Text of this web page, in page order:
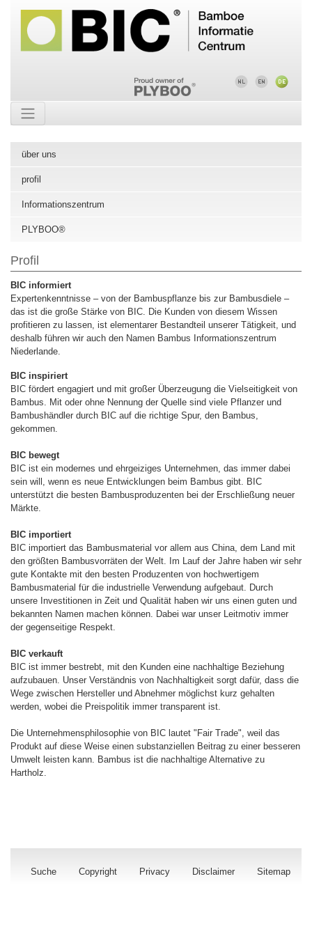
über uns
profil
Informationszentrum
PLYBOO®
Profil
BIC informiert
Expertenkenntnisse – von der Bambuspflanze bis zur Bambusdiele –
das ist die große Stärke von BIC. Die Kunden von diesem Wissen
profitieren zu lassen, ist elementarer Bestandteil unserer Tätigkeit, und
deshalb führen wir auch den Namen Bambus Informationszentrum
Niederlande.
BIC inspiriert
BIC fördert engagiert und mit großer Überzeugung die Vielseitigkeit von
Bambus. Mit oder ohne Nennung der Quelle sind viele Pflanzer und
Bambushändler durch BIC auf die richtige Spur, den Bambus,
gekommen.
BIC bewegt
BIC ist ein modernes und ehrgeiziges Unternehmen, das immer dabei
sein will, wenn es neue Entwicklungen beim Bambus gibt. BIC
unterstützt die besten Bambusproduzenten bei der Erschließung neuer
Märkte.
BIC importiert
BIC importiert das Bambusmaterial vor allem aus China, dem Land mit
den größten Bambusvorräten der Welt. Im Lauf der Jahre haben wir sehr
gute Kontakte mit den besten Produzenten von hochwertigem
Bambusmaterial für die industrielle Verwendung aufgebaut. Durch
unsere Investitionen in Zeit und Qualität haben wir uns einen guten und
bekannten Namen machen können. Dabei war unser Leitmotiv immer
der gegenseitige Respekt.
BIC verkauft
BIC ist immer bestrebt, mit den Kunden eine nachhaltige Beziehung
aufzubauen. Unser Verständnis von Nachhaltigkeit sorgt dafür, dass die
Wege zwischen Hersteller und Abnehmer möglichst kurz gehalten
werden, wobei die Preispolitik immer transparent ist.
Die Unternehmensphilosophie von BIC lautet "Fair Trade", weil das
Produkt auf diese Weise einen substanziellen Beitrag zu einer besseren
Umwelt leisten kann. Bambus ist die nachhaltige Alternative zu
Hartholz.
Suche Copyright Privacy Disclaimer Sitemap